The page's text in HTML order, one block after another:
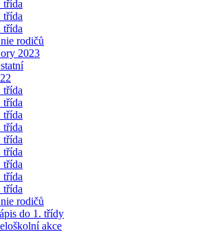
třída
třída
třída
rodičů
2023
třída
třída
třída
třída
třída
třída
třída
třída
třída
rodičů
do 1. třídy
akce